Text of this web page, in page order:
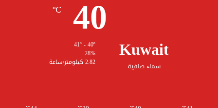
Kuwait
سماء صافية
40
℃
28%
2.82 كيلومتر/ساعة